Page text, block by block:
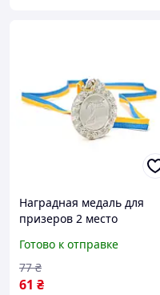
Наградная медаль для
призеров 2 место
соревнований конкурсов
и мероприятий диаметр
6,5 см
Готово к отправке
61 ₴
77 ₴